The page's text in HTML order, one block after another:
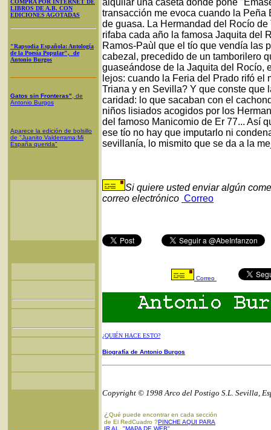
LIBROS DE A.B. CON
EDICIONES AGOTADAS
"Rapsodia Española: Antología
de la Poesía Popular", de
Antonio Burgos
Gatos sin Fronteras" , de
Antonio Burgos
Aparece la edición de bolsillo
de "Juanito Valderrama:Mi
España querida"
alquilar una caseta donde pone
transacción me evoca cuando la
de guasa. La Hermandad del Rocío
rifaba cada año la famosa Jaquita del
Ramos-Paùl que el tío que vendía las
cabezal, precedido de un tamborilero
guaseándose de la Jaquita del Rocío,
lejos: cuando la Feria del Prado rifó
Triana y en Sevilla? Y que conste que
caridad: lo que sacaban con el
niños lisiados acogidos por los
del famoso Manicomio de Er 77... Así
ese tío no hay que imputarlo ni
sevillanía, lo mismito que se da a la
Si quiere usted enviar algún
correo electrónico Correo
Correo
¿QUIÉN HACE ESTO?
Biografía de Antonio Burgos
Copyright © 1998 Arco del Postigo S.L. Sevilla,
¿ Qué puede encontrar en cada sección
de El RedCuadro ?PINCHE AQUI PARA
IR AL "MAPA DE WEB"